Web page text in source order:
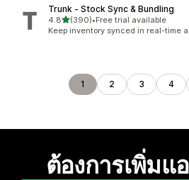
Trunk ‑ Stock Sync & Bundling
4.8เต็ม 5 ดาว
(390)
ทั้งหมด 390 รีวิว
•Free trial available
Keep inventory synced in real-time
1 2 3 4
ต้องการเพิ่มแ